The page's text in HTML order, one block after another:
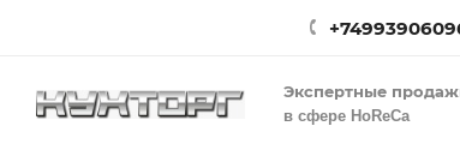
Экспертные
в сфере HoReCa